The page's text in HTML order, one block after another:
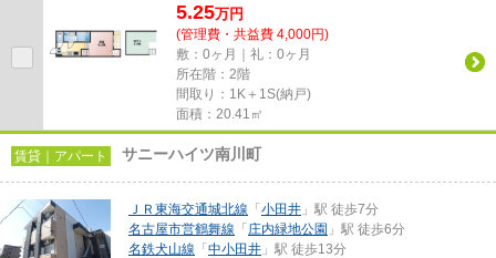
5.25万円
(管理費・共益費 4,000円)
敷：0ヶ月｜礼：0ヶ月
所在階：2階
間取り：1K＋1S(納戸)
面積：20.41㎡
賃貸｜アパート サニーハイツ南川町
ＪＲ東海交通城北線 「 小田井 」駅 徒歩7分
名古屋市営鶴舞線 「 庄内緑地公園 」駅 徒歩6分
名鉄犬山線 「 中小田井 」駅 徒歩13分